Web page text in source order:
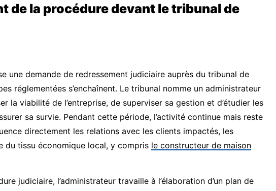
de la procédure devant le tribunal de
une demande de redressement judiciaire auprès du tribunal de
réglementées s’enchaînent. Le tribunal nomme un administrateur
la viabilité de l’entreprise, de superviser sa gestion et d’étudier les
sa survie. Pendant cette période, l’activité continue mais reste
directement les relations avec les clients impactés, les
du tissu économique local, y compris le constructeur de maison
judiciaire, l’administrateur travaille à l’élaboration d’un plan de